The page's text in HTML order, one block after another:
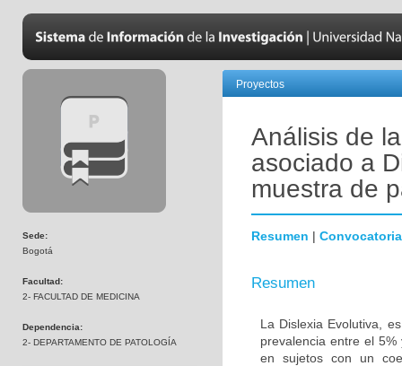
Sede:
Bogotá
Facultad:
2- FACULTAD DE MEDICINA
Dependencia:
2- DEPARTAMENTO DE PATOLOGÍA
Proyectos
Análisis de
asociado a
muestra de
Resumen | Convocatoria
Resumen
La Dislexia Evolutiva,
prevalencia entre el
en sujetos con un